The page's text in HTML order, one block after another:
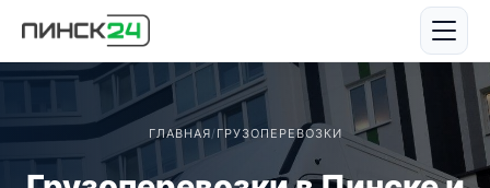
ГЛАВНАЯ/ГРУЗОПЕРЕВОЗКИ